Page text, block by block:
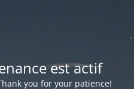
est actif
you for your patience!